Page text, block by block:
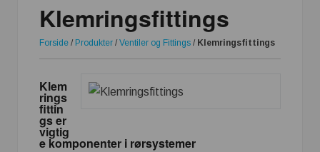
Klemringsfittings
Forside / Produkter / Ventiler og Fittings / Klemringsfittings
Klem
rings
fittin
gs er
vigtig
e komponenter i rørsystemer